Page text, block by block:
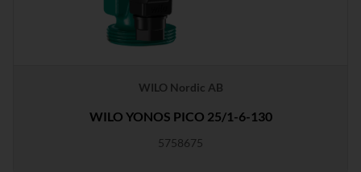
WILO Nordic AB
WILO YONOS PICO 25/1-6-130
5758675